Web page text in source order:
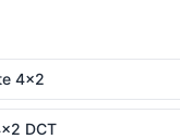
4x2
DCT